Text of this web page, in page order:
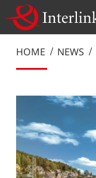
HOME NEWS